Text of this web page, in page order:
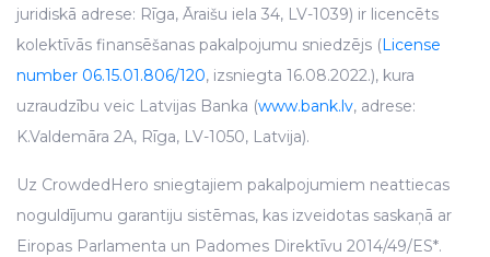
juridiskā adrese: Rīga, Āraišu iela 34, LV-1039) ir licencēts
kolektīvās finansēšanas pakalpojumu sniedzējs (License
number 06.15.01.806/120, izsniegta 16.08.2022.), kura
uzraudzību veic Latvijas Banka (www.bank.lv, adrese:
K.Valdemāra 2A, Rīga, LV-1050, Latvija).
Uz CrowdedHero sniegtajiem pakalpojumiem neattiecas
noguldījumu garantiju sistēmas, kas izveidotas saskaņā ar
Eiropas Parlamenta un Padomes Direktīvu 2014/49/ES*.